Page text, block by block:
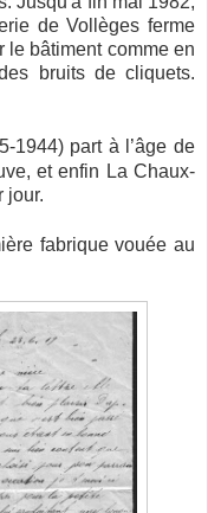
de Vollèges ferme
le bâtiment comme en
bruits de cliquets.
1944) part à l’âge de
et enfin La Chaux-
jour.
fabrique vouée au